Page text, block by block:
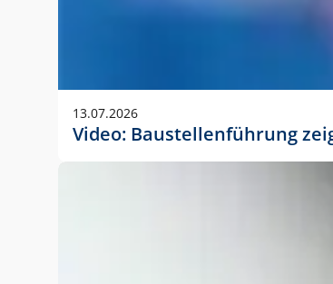
13.07.2026
Video: Baustellenführung